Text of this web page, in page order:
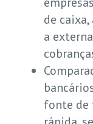
de
a
fonte de